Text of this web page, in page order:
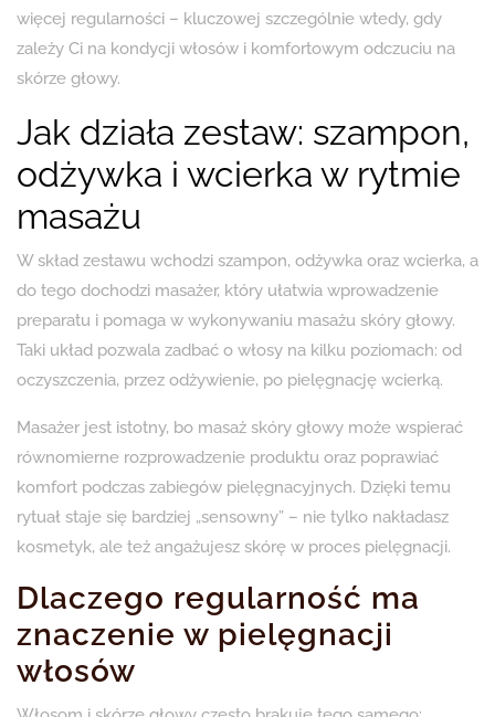
więcej regularności – kluczowej szczególnie wtedy, gdy
zależy Ci na kondycji włosów i komfortowym odczuciu na
skórze głowy.
Jak działa zestaw: szampon,
odżywka i wcierka w rytmie
masażu
W skład zestawu wchodzi szampon, odżywka oraz wcierka, a
do tego dochodzi masażer, który ułatwia wprowadzenie
preparatu i pomaga w wykonywaniu masażu skóry głowy.
Taki układ pozwala zadbać o włosy na kilku poziomach: od
oczyszczenia, przez odżywienie, po pielęgnację wcierką.
Masażer jest istotny, bo masaż skóry głowy może wspierać
równomierne rozprowadzenie produktu oraz poprawiać
komfort podczas zabiegów pielęgnacyjnych. Dzięki temu
rytuał staje się bardziej „sensowny” – nie tylko nakładasz
kosmetyk, ale też angażujesz skórę w proces pielęgnacji.
Dlaczego regularność ma
znaczenie w pielęgnacji
włosów